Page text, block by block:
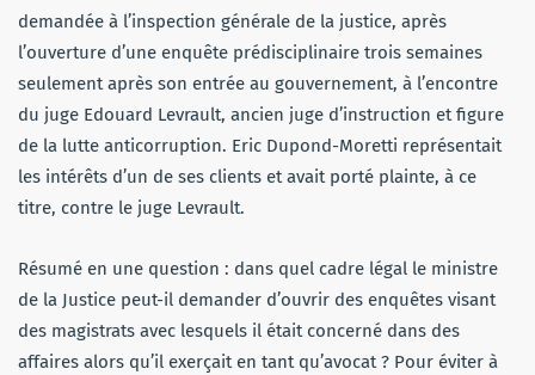
demandée à l’inspection générale de la justice, après
l’ouverture d’une enquête prédisciplinaire trois semaines
seulement après son entrée au gouvernement, à l’encontre
du juge Edouard Levrault, ancien juge d’instruction et figure
de la lutte anticorruption. Eric Dupond-Moretti représentait
les intérêts d’un de ses clients et avait porté plainte, à ce
titre, contre le juge Levrault.
Résumé en une question : dans quel cadre légal le ministre
de la Justice peut-il demander d’ouvrir des enquêtes visant
des magistrats avec lesquels il était concerné dans des
affaires alors qu’il exerçait en tant qu’avocat ? Pour éviter à